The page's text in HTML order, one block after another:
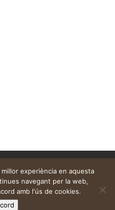
experiència en aquesta
navegant per la web,
amb l'ús de cookies.